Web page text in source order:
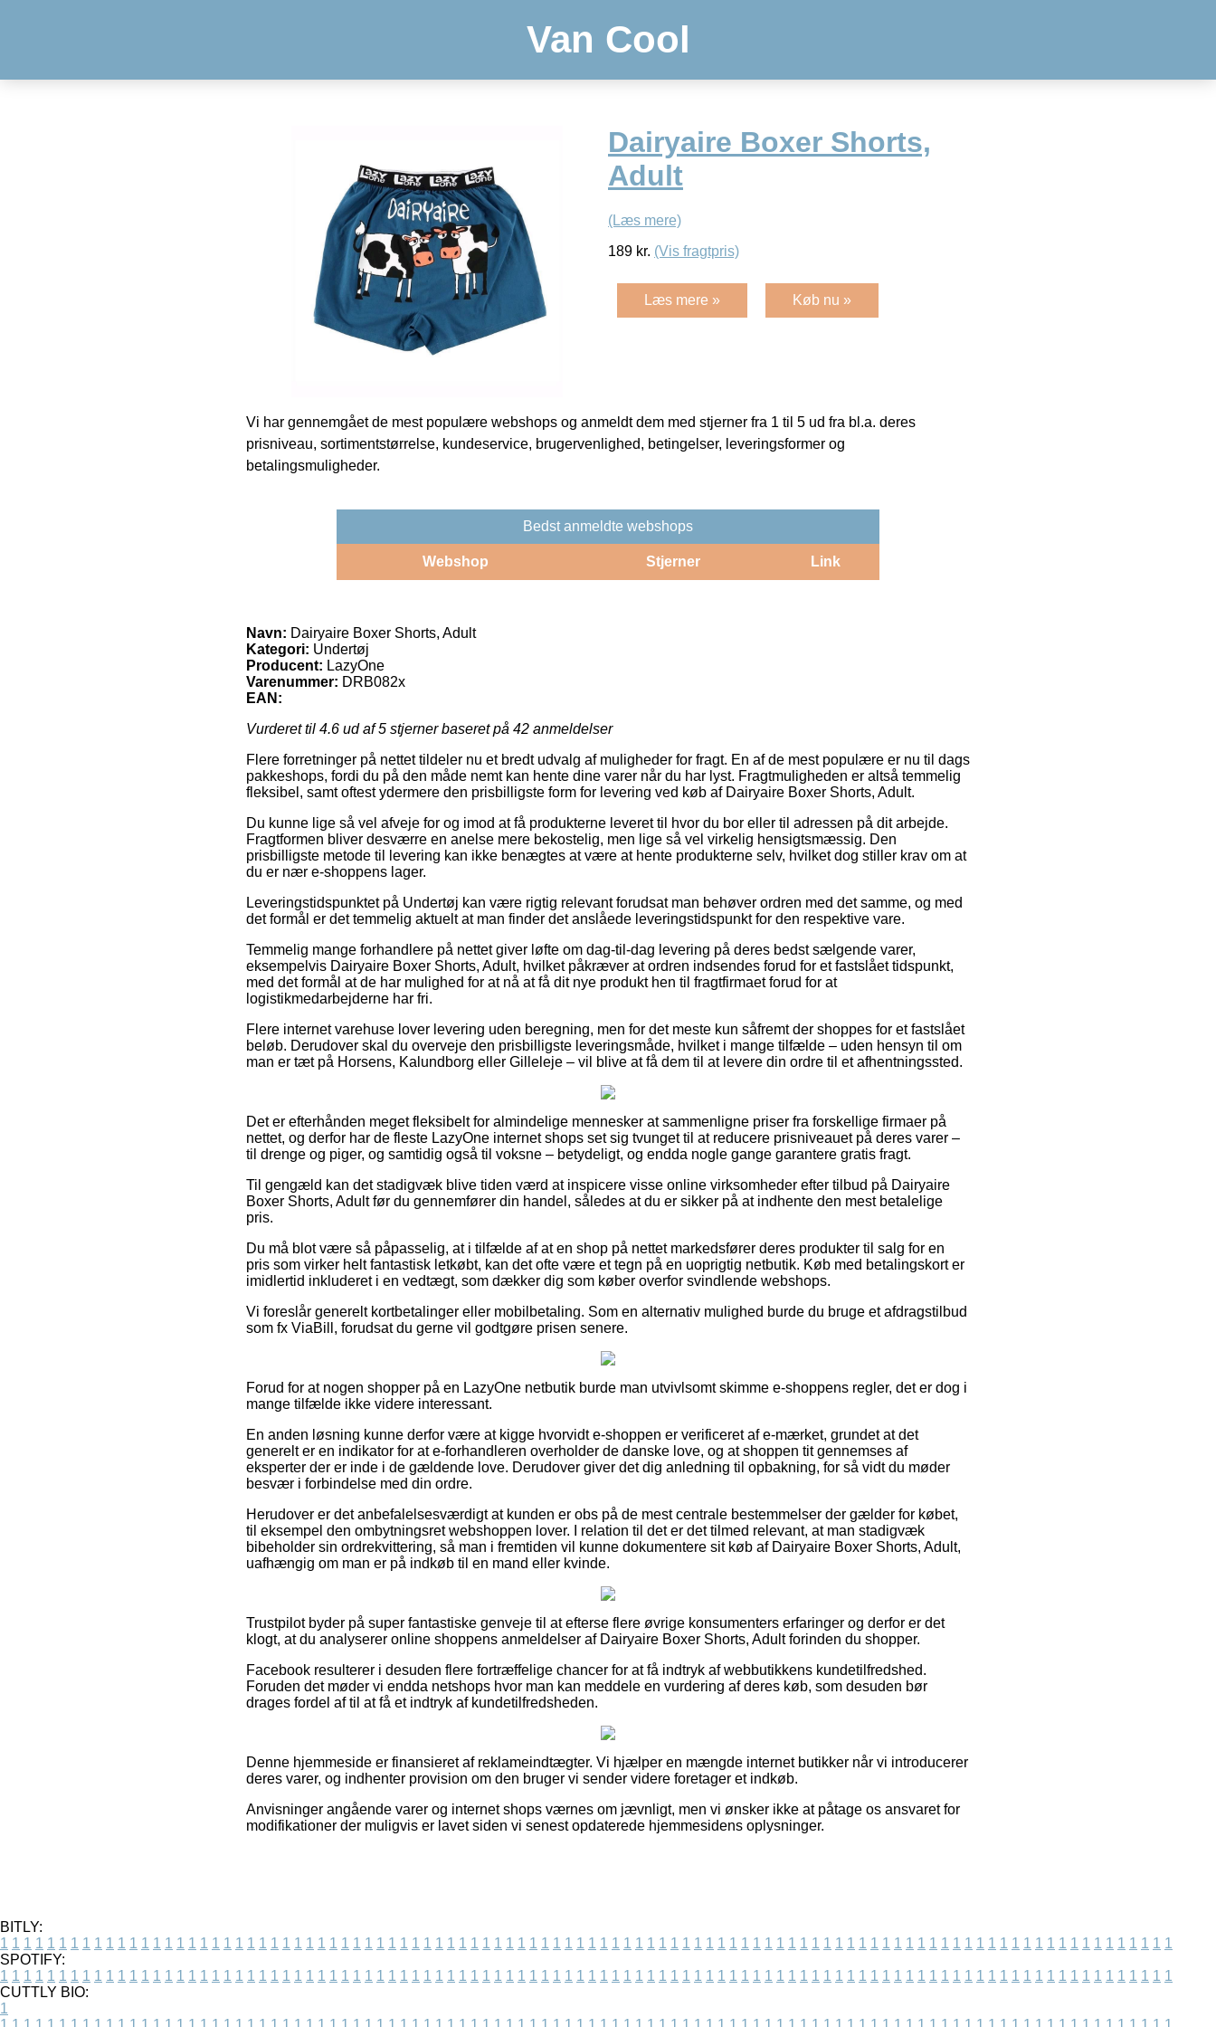
Van Cool
Dairyaire Boxer Shorts,
Adult
(Læs mere)
189 kr. (Vis fragtpris)
Læs mere » Køb nu »
Vi har gennemgået de mest populære webshops og anmeldt dem med stjerner fra 1 til 5 ud fra bl.a. deres
prisniveau, sortimentstørrelse, kundeservice, brugervenlighed, betingelser, leveringsformer og
betalingsmuligheder.
Bedst anmeldte webshops
Webshop Stjerner Link
Navn: Dairyaire Boxer Shorts, Adult
Kategori: Undertøj
Producent: LazyOne
Varenummer: DRB082x
EAN:
Vurderet til 4.6 ud af 5 stjerner baseret på 42 anmeldelser
Flere forretninger på nettet tildeler nu et bredt udvalg af muligheder for fragt. En af de mest populære er nu til dags
pakkeshops, fordi du på den måde nemt kan hente dine varer når du har lyst. Fragtmuligheden er altså temmelig
fleksibel, samt oftest ydermere den prisbilligste form for levering ved køb af Dairyaire Boxer Shorts, Adult.
Du kunne lige så vel afveje for og imod at få produkterne leveret til hvor du bor eller til adressen på dit arbejde.
Fragtformen bliver desværre en anelse mere bekostelig, men lige så vel virkelig hensigtsmæssig. Den
prisbilligste metode til levering kan ikke benægtes at være at hente produkterne selv, hvilket dog stiller krav om at
du er nær e-shoppens lager.
Leveringstidspunktet på Undertøj kan være rigtig relevant forudsat man behøver ordren med det samme, og med
det formål er det temmelig aktuelt at man finder det anslåede leveringstidspunkt for den respektive vare.
Temmelig mange forhandlere på nettet giver løfte om dag-til-dag levering på deres bedst sælgende varer,
eksempelvis Dairyaire Boxer Shorts, Adult, hvilket påkræver at ordren indsendes forud for et fastslået tidspunkt,
med det formål at de har mulighed for at nå at få dit nye produkt hen til fragtfirmaet forud for at
logistikmedarbejderne har fri.
Flere internet varehuse lover levering uden beregning, men for det meste kun såfremt der shoppes for et fastslået
beløb. Derudover skal du overveje den prisbilligste leveringsmåde, hvilket i mange tilfælde – uden hensyn til om
man er tæt på Horsens, Kalundborg eller Gilleleje – vil blive at få dem til at levere din ordre til et afhentningssted.
Det er efterhånden meget fleksibelt for almindelige mennesker at sammenligne priser fra forskellige firmaer på
nettet, og derfor har de fleste LazyOne internet shops set sig tvunget til at reducere prisniveauet på deres varer –
til drenge og piger, og samtidig også til voksne – betydeligt, og endda nogle gange garantere gratis fragt.
Til gengæld kan det stadigvæk blive tiden værd at inspicere visse online virksomheder efter tilbud på Dairyaire
Boxer Shorts, Adult før du gennemfører din handel, således at du er sikker på at indhente den mest betalelige
pris.
Du må blot være så påpasselig, at i tilfælde af at en shop på nettet markedsfører deres produkter til salg for en
pris som virker helt fantastisk letkøbt, kan det ofte være et tegn på en uoprigtig netbutik. Køb med betalingskort er
imidlertid inkluderet i en vedtægt, som dækker dig som køber overfor svindlende webshops.
Vi foreslår generelt kortbetalinger eller mobilbetaling. Som en alternativ mulighed burde du bruge et afdragstilbud
som fx ViaBill, forudsat du gerne vil godtgøre prisen senere.
Forud for at nogen shopper på en LazyOne netbutik burde man utvivlsomt skimme e-shoppens regler, det er dog i
mange tilfælde ikke videre interessant.
En anden løsning kunne derfor være at kigge hvorvidt e-shoppen er verificeret af e-mærket, grundet at det
generelt er en indikator for at e-forhandleren overholder de danske love, og at shoppen tit gennemses af
eksperter der er inde i de gældende love. Derudover giver det dig anledning til opbakning, for så vidt du møder
besvær i forbindelse med din ordre.
Herudover er det anbefalelsesværdigt at kunden er obs på de mest centrale bestemmelser der gælder for købet,
til eksempel den ombytningsret webshoppen lover. I relation til det er det tilmed relevant, at man stadigvæk
bibeholder sin ordrekvittering, så man i fremtiden vil kunne dokumentere sit køb af Dairyaire Boxer Shorts, Adult,
uafhængig om man er på indkøb til en mand eller kvinde.
Trustpilot byder på super fantastiske genveje til at efterse flere øvrige konsumenters erfaringer og derfor er det
klogt, at du analyserer online shoppens anmeldelser af Dairyaire Boxer Shorts, Adult forinden du shopper.
Facebook resulterer i desuden flere fortræffelige chancer for at få indtryk af webbutikkens kundetilfredshed.
Foruden det møder vi endda netshops hvor man kan meddele en vurdering af deres køb, som desuden bør
drages fordel af til at få et indtryk af kundetilfredsheden.
Denne hjemmeside er finansieret af reklameindtægter. Vi hjælper en mængde internet butikker når vi introducerer
deres varer, og indhenter provision om den bruger vi sender videre foretager et indkøb.
Anvisninger angående varer og internet shops værnes om jævnligt, men vi ønsker ikke at påtage os ansvaret for
modifikationer der muligvis er lavet siden vi senest opdaterede hjemmesidens oplysninger.
BITLY:
1 1 1 1 1 1 1 1 1 1 1 1 1 1 1 1 1 1 1 1 1 1 1 1 1 1 1 1 1 1 1 1 1 1 1 1 1 1 1 1 1 1 1 1 1 1 1 1 1 1 1 1 1 1 1 1 1 1 1 1 1 1 1 1 1 1 1 1 1 1 1 1 1 1 1 1 1 1 1 1 1 1 1 1 1 1 1 1 1 1 1 1 1 1 1 1 1 1 1 1
SPOTIFY:
1 1 1 1 1 1 1 1 1 1 1 1 1 1 1 1 1 1 1 1 1 1 1 1 1 1 1 1 1 1 1 1 1 1 1 1 1 1 1 1 1 1 1 1 1 1 1 1 1 1 1 1 1 1 1 1 1 1 1 1 1 1 1 1 1 1 1 1 1 1 1 1 1 1 1 1 1 1 1 1 1 1 1 1 1 1 1 1 1 1 1 1 1 1 1 1 1 1 1 1
CUTTLY BIO:
1